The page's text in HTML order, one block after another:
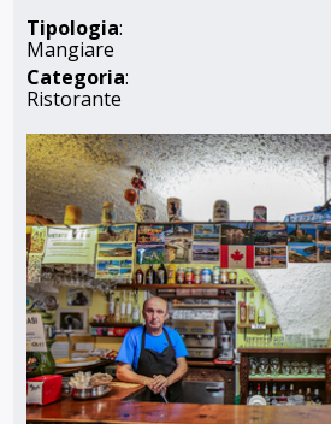
Tipologia:
Mangiare
Categoria:
Ristorante